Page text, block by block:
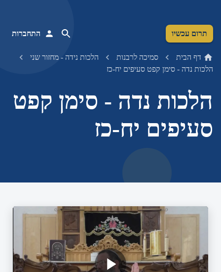
תרום עכשיו התחברות
דף הבית סמיכה לרבנות
הלכות נידה - מחזור שני
הלכות נדה - סימן קפט סעיפים יח-כז
הלכות נדה - סימן קפט
סעיפים יח-כז